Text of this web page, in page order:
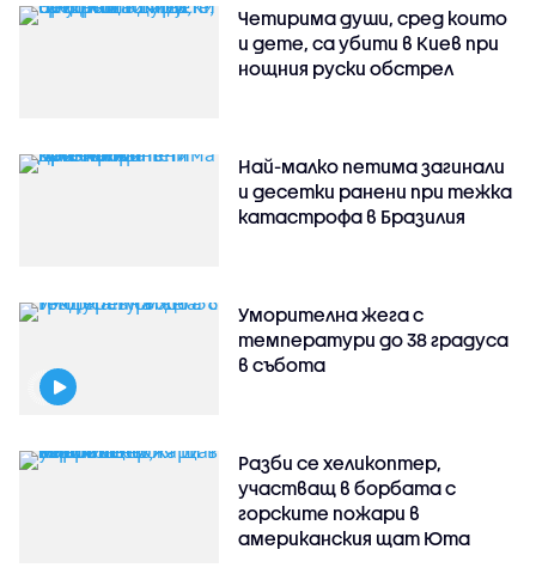
Четирима души, сред които
и дете, са убити в Киев при
нощния руски обстрел
Най-малко петима загинали
и десетки ранени при тежка
катастрофа в Бразилия
Уморителна жега с
температури до 38 градуса
в събота
Разби се хеликоптер,
участващ в борбата с
горските пожари в
американския щат Юта